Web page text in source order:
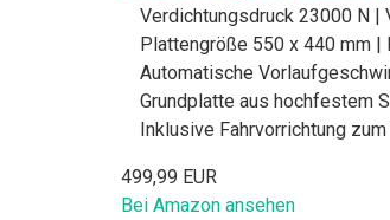
Verdichtungsdruck 23000 N
Plattengröße 550 x 440 mm
Automatische
Grundplatte aus hochfestem
Inklusive Fahrvorrichtung
499,99 EUR
Bei Amazon ansehen